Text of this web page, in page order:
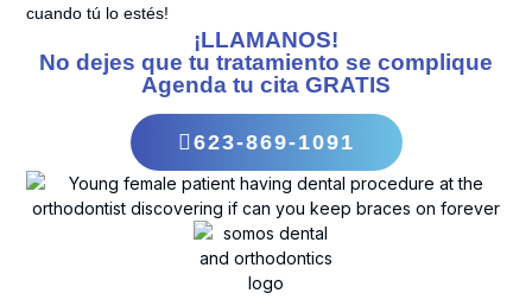
cuando tú lo estés!
¡LLAMANOS!
No dejes que tu tratamiento se complique
Agenda tu cita GRATIS
623-869-1091